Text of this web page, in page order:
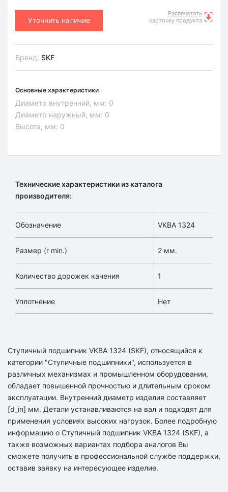
Уточнить наличие
Распечатать
карточку продукта
Бренд: SKF
Основные характеристики
Диаметр внутренний, мм: 0
Диаметр наружный, мм: 0
Высота, мм: 0
Технические характеристики из каталога
производителя:
Обозначение VKBA 1324
Размер (r min.) 2 мм.
Количество дорожек качения 1
Уплотнение Нет
Ступичный подшипник VKBA 1324 (SKF), относящийся к
категории "Ступичные подшипники", используется в
различных механизмах и промышленном оборудовании,
обладает повышенной прочностью и длительным сроком
эксплуатации. Внутренний диаметр изделия составляет
[d_in] мм. Детали устанавливаются на вал и подходят для
применения условиях высоких нагрузок. Более подробную
информацию о Ступичный подшипник VKBA 1324 (SKF), а
также возможных вариантах подбора аналогов Вы
сможете получить в профессиональной службе поддержки,
оставив заявку на интересующее изделие.